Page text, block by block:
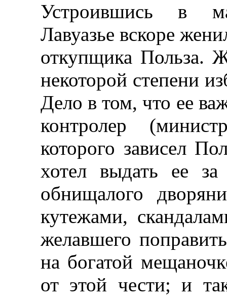
Устроившись в
Лавуазье вскоре
откупщика Польза.
некоторой степени
Дело в том, что ее
контролер
которого зависел
хотел выдать ее
обнищалого
кутежами,
желавшего
на богатой
от этой чести; и